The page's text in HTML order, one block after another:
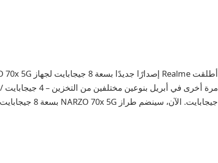
جيجابايت. الآن، سينضم طراز NARZO 70x 5G بسعة 8 جيجابايت/128 جيجابايت إلى